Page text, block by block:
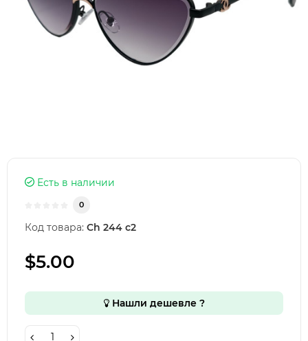
Есть в наличии
0
Код товара: Ch 244 c2
$5.00
Нашли дешевле ?